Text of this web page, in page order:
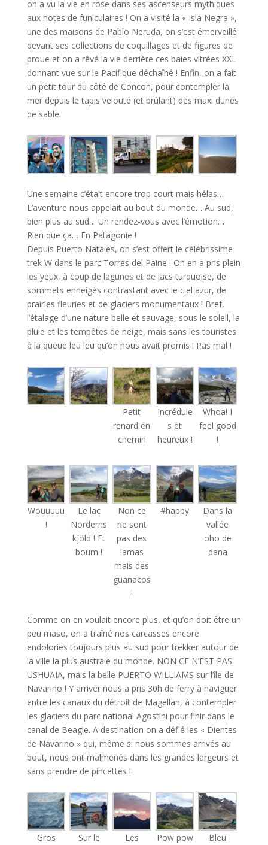
on a vu la vie en rose dans ses ascenseurs mythiques
aux notes de funiculaires ! On a visité la « Isla Negra »,
une des maisons de Pablo Neruda, on s’est émerveillé
devant ses collections de coquillages et de figures de
proue et on a rêvé la vie derrière ces baies vitrées XXL
donnant vue sur le Pacifique déchaîné ! Enfin, on a fait
un petit tour du côté de Concon, pour contempler la
mer depuis le tapis velouté (et brûlant) des maxi dunes
de sable.
Une semaine c’était encore trop court mais hélas…
L’aventure nous appelait au bout du monde… Au sud,
bien plus au sud… Un rendez-vous avec l’émotion…
Rien que ça… En Patagonie !
Depuis Puerto Natales, on s’est offert le célébrissime
trek W dans le parc Torres del Paine ! On en a pris plein
les yeux, à coup de lagunes et de lacs turquoise, de
sommets enneigés contrastant avec le ciel azur, de
prairies fleuries et de glaciers monumentaux ! Bref,
l’étalage d’une nature belle et sauvage, sous le soleil, la
pluie et les tempêtes de neige, mais sans les touristes
à la queue leu leu qu’on nous avait promis ! Pas mal !
Petit
renard en
chemin
Incrédule
s et
heureux !
Whoa! I
feel good
!
Wouuuuu
!
Le lac
Norderns
kjöld ! Et
boum !
Non ce
ne sont
pas des
lamas
mais des
guanacos
!
#happy
Dans la
vallée
oho de
dana
Comme on en voulait encore plus, et qu’on doit être un
peu maso, on a traîné nos carcasses encore
endolories toujours plus au sud pour trekker autour de
la ville la plus australe du monde. NON CE N’EST PAS
USHUAIA, mais la belle PUERTO WILLIAMS sur l’île de
Navarino ! Y arriver nous a pris 30h de ferry à naviguer
entre les canaux du détroit de Magellan, à contempler
les glaciers du parc national Agostini pour finir dans le
canal de Beagle. A destination on a défié les « Dientes
de Navarino » qui, même si nous sommes arrivés au
bout, nous ont malmenés dans les grandes largeurs et
sans prendre de pincettes !
Gros
Sur le
Les
Pow pow
Bleu